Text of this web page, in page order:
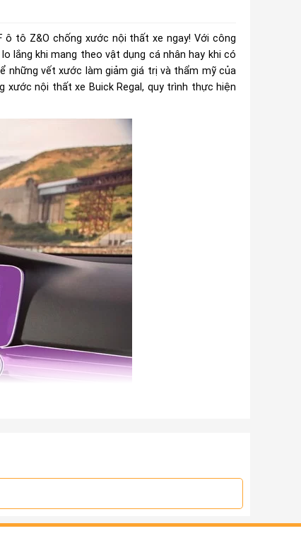
ô tô Z&O chống xước nội thất xe ngay! Với công
lắng khi mang theo vật dụng cá nhân hay khi có
những vết xước làm giảm giá trị và thẩm mỹ của
xước nội thất xe Buick Regal, quy trình thực hiện